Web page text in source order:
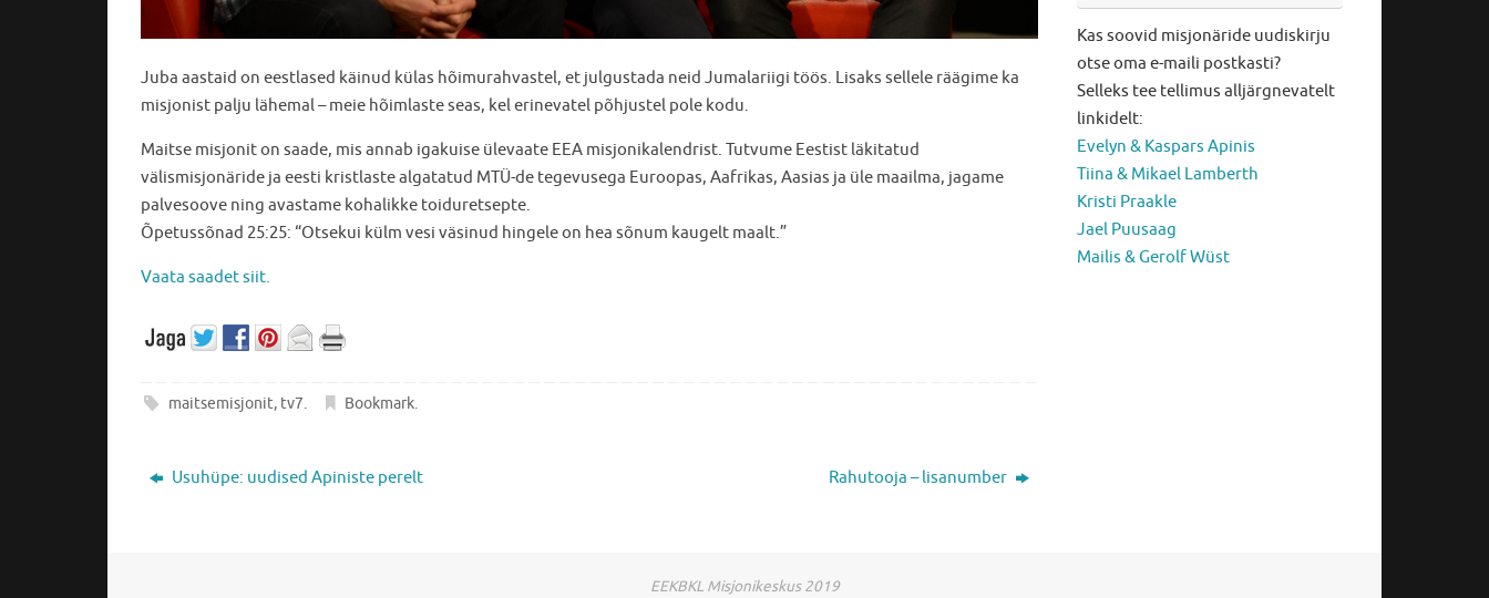
Juba aastaid on eestlased käinud külas hõimurahvastel, et julgustada neid Jumalariigi töös. Lisaks sellele räägime ka
misjonist palju lähemal – meie hõimlaste seas, kel erinevatel põhjustel pole kodu.
Maitse misjonit on saade, mis annab igakuise ülevaate EEA misjonikalendrist. Tutvume Eestist läkitatud
välismisjonäride ja eesti kristlaste algatatud MTÜ-de tegevusega Euroopas, Aafrikas, Aasias ja üle maailma, jagame
palvesoove ning avastame kohalikke toiduretsepte.
Õpetussõnad 25:25: “Otsekui külm vesi väsinud hingele on hea sõnum kaugelt maalt.”
Vaata saadet siit.
maitsemisjonit, tv7. Bookmark.
Usuhüpe: uudised Apiniste perelt Rahutooja – lisanumber
Kas soovid misjonäride uudiskirju
otse oma e-maili postkasti?
Selleks tee tellimus alljärgnevatelt
linkidelt:
Evelyn & Kaspars Apinis
Tiina & Mikael Lamberth
Kristi Praakle
Jael Puusaag
Mailis & Gerolf Wüst
EEKBKL Misjonikeskus 2019